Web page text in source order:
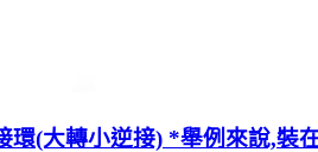
環(大轉小逆接) *舉例來說,